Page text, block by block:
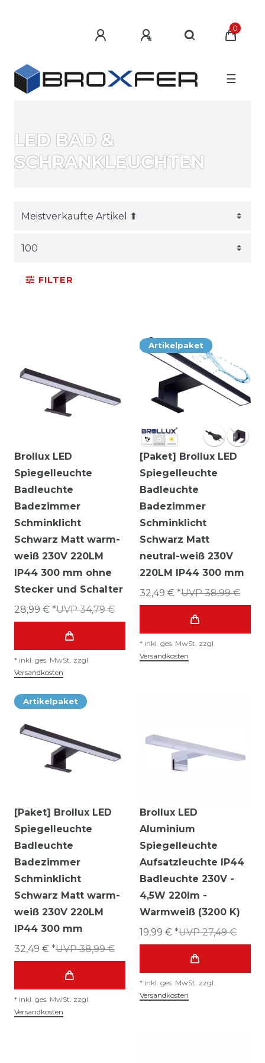
0
☰
LED BAD &
SCHRANKLEUCHTEN
FILTER
Brollux LED
Spiegelleuchte
Badleuchte
Badezimmer
Schminklicht
Schwarz Matt warm-
weiß 230V 220LM
IP44 300 mm ohne
Stecker und Schalter
UVP 34,79 €
28,99 € *
* inkl. ges. MwSt. zzgl.
Versandkosten
Artikelpaket
[Paket] Brollux LED
Spiegelleuchte
Badleuchte
Badezimmer
Schminklicht
Schwarz Matt
neutral-weiß 230V
220LM IP44 300 mm
UVP 38,99 €
32,49 € *
* inkl. ges. MwSt. zzgl.
Versandkosten
Artikelpaket
[Paket] Brollux LED
Spiegelleuchte
Badleuchte
Badezimmer
Schminklicht
Schwarz Matt warm-
weiß 230V 220LM
IP44 300 mm
UVP 38,99 €
32,49 € *
* inkl. ges. MwSt. zzgl.
Versandkosten
Brollux LED
Aluminium
Spiegelleuchte
Aufsatzleuchte IP44
Badleuchte 230V -
4,5W 220lm -
Warmweiß (3200 K)
UVP 27,49 €
19,99 € *
* inkl. ges. MwSt. zzgl.
Versandkosten